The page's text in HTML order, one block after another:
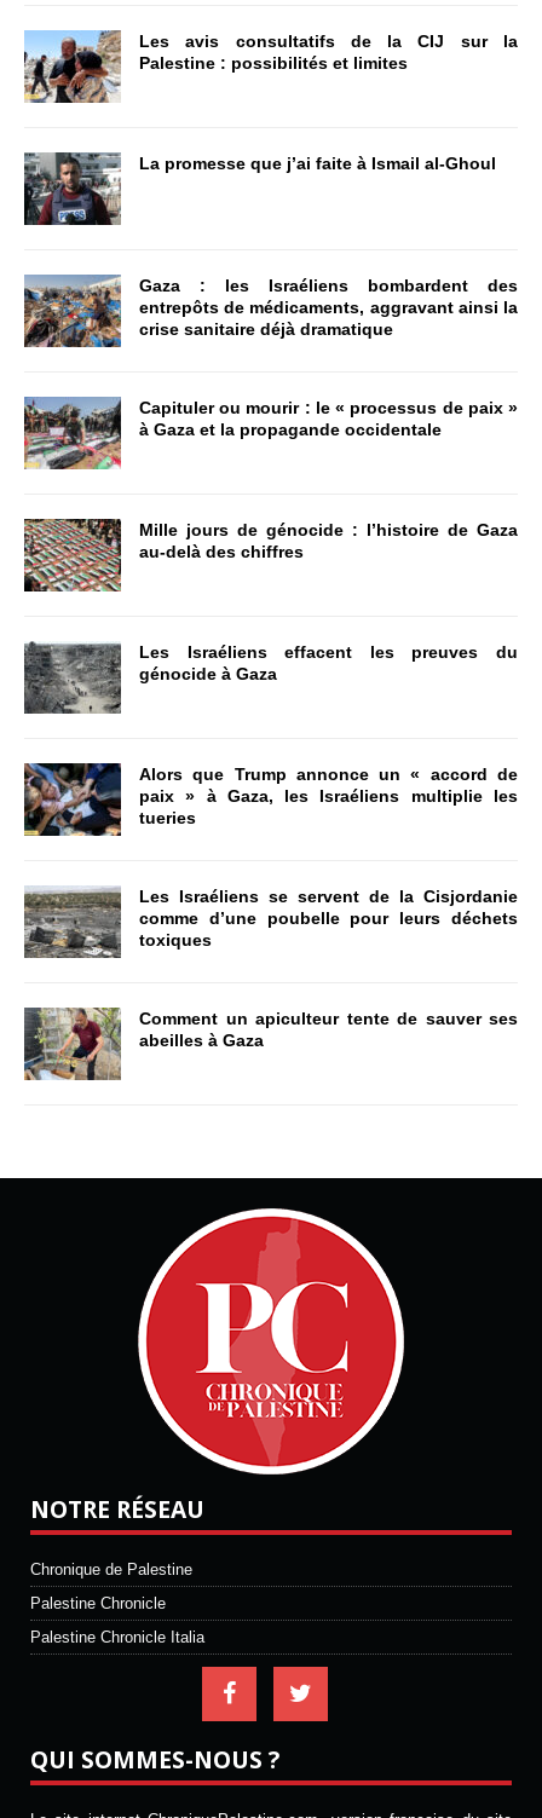
Les avis consultatifs de la CIJ sur la
Palestine : possibilités et limites
La promesse que j’ai faite à Ismail al-Ghoul
Gaza : les Israéliens bombardent des
entrepôts de médicaments, aggravant ainsi la
crise sanitaire déjà dramatique
Capituler ou mourir : le « processus de paix »
à Gaza et la propagande occidentale
Mille jours de génocide : l’histoire de Gaza
au-delà des chiffres
Les Israéliens effacent les preuves du
génocide à Gaza
Alors que Trump annonce un « accord de
paix » à Gaza, les Israéliens multiplie les
tueries
Les Israéliens se servent de la Cisjordanie
comme d’une poubelle pour leurs déchets
toxiques
Comment un apiculteur tente de sauver ses
abeilles à Gaza
NOTRE RÉSEAU
Chronique de Palestine
Palestine Chronicle
Palestine Chronicle Italia
QUI SOMMES-NOUS ?